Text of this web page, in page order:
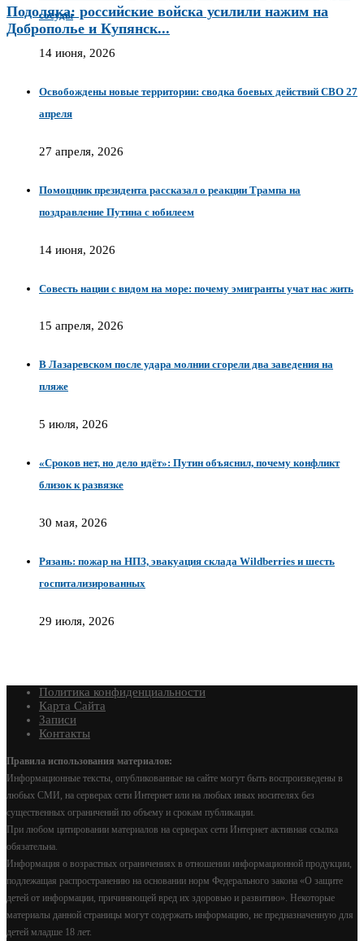
Подоляка: российские войска усилили нажим на
Доброполье и Купянск...
сосуды
14 июня, 2026
Освобождены новые территории: сводка боевых действий СВО 27
апреля
27 апреля, 2026
Помощник президента рассказал о реакции Трампа на
поздравление Путина с юбилеем
14 июня, 2026
Совесть нации с видом на море: почему эмигранты учат нас жить
15 апреля, 2026
В Лазаревском после удара молнии сгорели два заведения на
пляже
5 июля, 2026
«Сроков нет, но дело идёт»: Путин объяснил, почему конфликт
близок к развязке
30 мая, 2026
Рязань: пожар на НПЗ, эвакуация склада Wildberries и шесть
госпитализированных
29 июля, 2026
Политика конфиденциальности
Карта Сайта
Записи
Контакты
Правила использования материалов:
Информационные тексты, опубликованные на сайте могут быть воспроизведены в
любых СМИ, на серверах сети Интернет или на любых иных носителях без
существенных ограничений по объему и срокам публикации.
При любом цитировании материалов на серверах сети Интернет активная ссылка
обязательна.
Информация о возрастных ограничениях в отношении информационной продукции,
подлежащая распространению на основании норм Федерального закона «О защите
детей от информации, причиняющей вред их здоровью и развитию». Некоторые
материалы данной страницы могут содержать информацию, не предназначенную для
детей младше 18 лет.